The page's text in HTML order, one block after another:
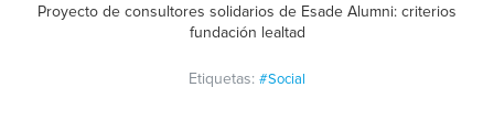
Proyecto de consultores solidarios de Esade Alumni: criterios
fundación lealtad
Etiquetas: #Social